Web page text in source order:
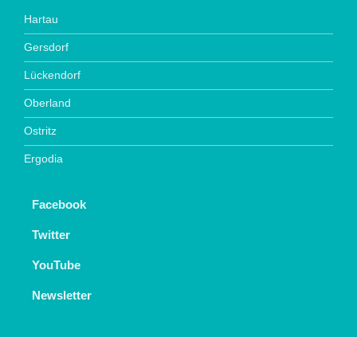
Hartau
Gersdorf
Lückendorf
Oberland
Ostritz
Ergodia
Facebook
Twitter
YouTube
Newsletter